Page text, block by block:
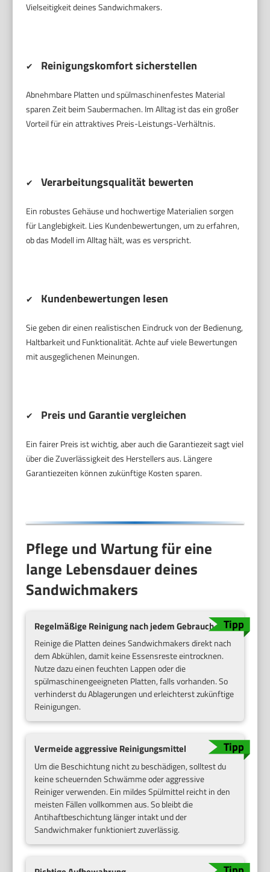
Vielseitigkeit deines Sandwichmakers.
✔ Reinigungskomfort sicherstellen
Abnehmbare Platten und spülmaschinenfestes Material
sparen Zeit beim Saubermachen. Im Alltag ist das ein großer
Vorteil für ein attraktives Preis-Leistungs-Verhältnis.
✔ Verarbeitungsqualität bewerten
Ein robustes Gehäuse und hochwertige Materialien sorgen
für Langlebigkeit. Lies Kundenbewertungen, um zu erfahren,
ob das Modell im Alltag hält, was es verspricht.
✔ Kundenbewertungen lesen
Sie geben dir einen realistischen Eindruck von der Bedienung,
Haltbarkeit und Funktionalität. Achte auf viele Bewertungen
mit ausgeglichenen Meinungen.
✔ Preis und Garantie vergleichen
Ein fairer Preis ist wichtig, aber auch die Garantiezeit sagt viel
über die Zuverlässigkeit des Herstellers aus. Längere
Garantiezeiten können zukünftige Kosten sparen.
Pflege und Wartung für eine
lange Lebensdauer deines
Sandwichmakers
Regelmäßige Reinigung nach jedem Gebrauch
Reinige die Platten deines Sandwichmakers direkt nach
dem Abkühlen, damit keine Essensreste eintrocknen.
Nutze dazu einen feuchten Lappen oder die
spülmaschinengeeigneten Platten, falls vorhanden. So
verhinderst du Ablagerungen und erleichterst zukünftige
Reinigungen.
Vermeide aggressive Reinigungsmittel
Um die Beschichtung nicht zu beschädigen, solltest du
keine scheuernden Schwämme oder aggressive
Reiniger verwenden. Ein mildes Spülmittel reicht in den
meisten Fällen vollkommen aus. So bleibt die
Antihaftbeschichtung länger intakt und der
Sandwichmaker funktioniert zuverlässig.